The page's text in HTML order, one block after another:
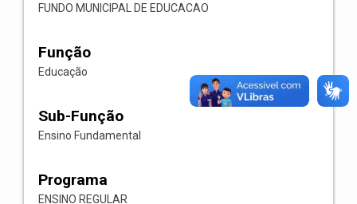
FUNDO MUNICIPAL DE EDUCACAO
Função
Educação
Sub-Função
Ensino Fundamental
Programa
ENSINO REGULAR